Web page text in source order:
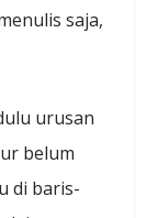
saja,
urusan
belum
di baris-